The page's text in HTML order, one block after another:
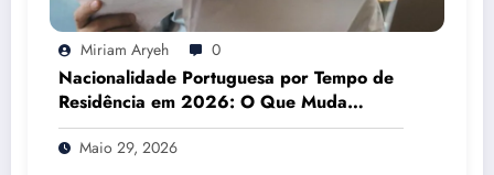
Miriam Aryeh 0
Nacionalidade Portuguesa por Tempo de
Residência em 2026: O Que Muda
Mesmo
Maio 29, 2026